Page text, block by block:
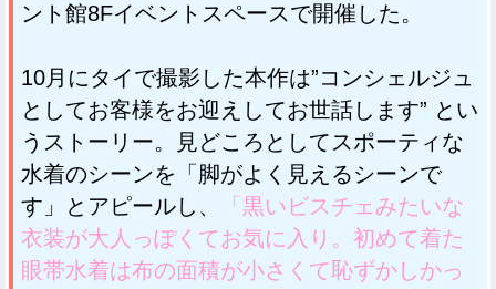
ント館8Fイベントスペースで開催した。
10月にタイで撮影した本作は”コンシェルジュ
としてお客様をお迎えしてお世話します” とい
うストーリー。見どころとしてスポーティな
水着のシーンを「脚がよく見えるシーンで
す」とアピールし、
「黒いビスチェみたいな
衣装が大人っぽくてお気に入り。初めて着た
眼帯水着は布の面積が小さくて恥ずかしかっ